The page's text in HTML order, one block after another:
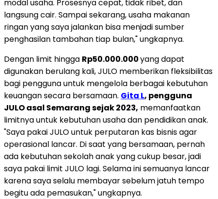
modal usaha. Prosesnya cepat, tidak ribet, dan
langsung cair. Sampai sekarang, usaha makanan
ringan yang saya jalankan bisa menjadi sumber
penghasilan tambahan tiap bulan," ungkapnya.
Dengan limit hingga Rp50.000.000yang dapat
digunakan berulang kali, JULO memberikan fleksibilitas
bagi pengguna untuk mengelola berbagai kebutuhan
keuangan secara bersamaan. Gita L, pengguna
JULO asal Semarang sejak 2023, memanfaatkan
limitnya untuk kebutuhan usaha dan pendidikan anak.
"Saya pakai JULO untuk perputaran kas bisnis agar
operasional lancar. Di saat yang bersamaan, pernah
ada kebutuhan sekolah anak yang cukup besar, jadi
saya pakai limit JULO lagi. Selama ini semuanya lancar
karena saya selalu membayar sebelum jatuh tempo
begitu ada pemasukan," ungkapnya.